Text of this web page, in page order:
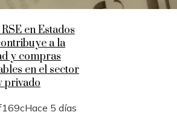
en Estados
a la
y compras
en el sector
privado
Hace 5 días